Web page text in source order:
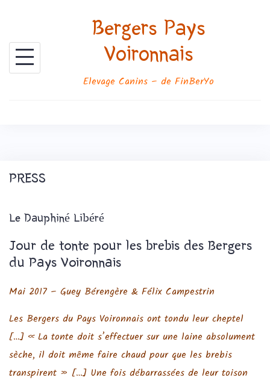
content
Bergers Pays
Voironnais
Elevage Canins – de FinBerYo
PRESS
Le Dauphiné Libéré
Jour de tonte pour les brebis des Bergers
du Pays Voironnais
Mai 2017 – Guey Bérengère & Félix Campestrin
Les Bergers du Pays Voironnais ont tondu leur cheptel
[…] « La tonte doit s’effectuer sur une laine absolument
sèche, il doit même faire chaud pour que les brebis
transpirent » […] Une fois débarrassées de leur toison